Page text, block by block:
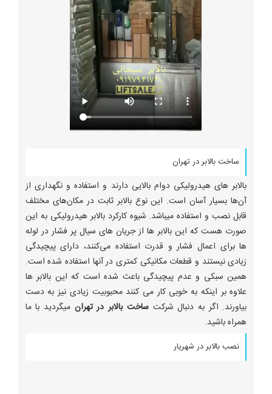
ساخت بالابر در تهران
بالابر های هیدرولیکی دوام بالایی دارند و استفاده و نگهداری از
آن‌ها بسیار آسان است. این نوع بالابر ثابت در مکان‌های مختلف
قابل‌ نصب و استفاده میباشد. شیوه کارکرد بالابر هیدرولیکی به این
صورت هست که این بالابر ها از جریان های سیال پر فشار در لوله
ها برای اعمال فشار و قدرت استفاده می‌کنند، دارای پیچیدگی
زیادی نیستند و قطعات مکانیکی کمتری در آنها استفاده شده است.
همین سبکی و عدم پیچیدگی باعث شده است که این بالابر ها
علاوه بر اینکه به خوبی کار می کنند محبوبیت زیادی نیز به دست
بیاورند. اگر به دنبال شرکتساخت بالابر در تهران میگردید با ما
همراه باشید.
نصب بالابر در شهریار